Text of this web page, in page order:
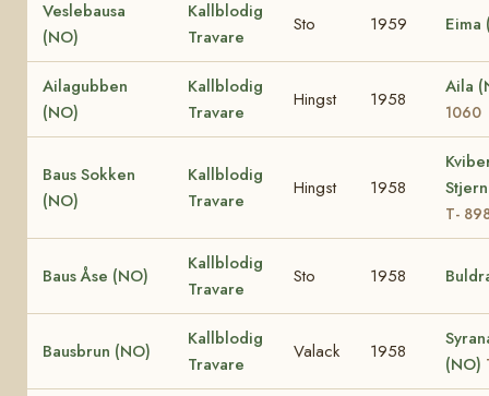
Veslebausa
(NO)
Kallblodig
Travare
Sto 1959 Eima
Ailagubben
(NO)
Kallblodig
Travare
Hingst 1958
Aila
1060
Baus Sokken
(NO)
Kallblodig
Travare
Hingst 1958
T-
Baus Åse (NO)
Kallblodig
Travare
Sto 1958
Bausbrun (NO)
Kallblodig
Travare
Valack 1958
(NO)